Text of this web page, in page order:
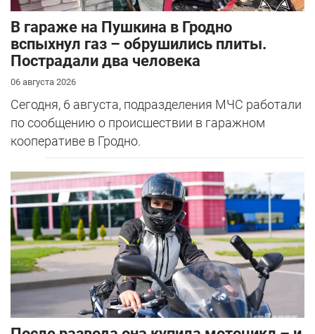
В гараже на Пушкина в Гродно
вспыхнул газ – обрушились плиты.
Пострадали два человека
06 августа 2026
Сегодня, 6 августа, подразделения МЧС работали
по сообщению о происшествии в гаражном
кооперативе в Гродно.